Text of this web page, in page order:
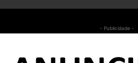
- Publicidade -